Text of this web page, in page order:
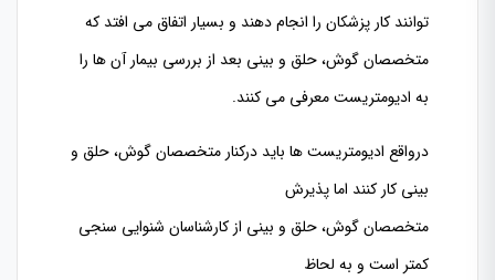
توانند کار پزشکان را انجام دهند و بسیار اتفاق می افتد که
متخصصان گوش، حلق و بینی بعد از بررسی بیمار آن ها را
به ادیومتریست معرفی می کنند.
درواقع ادیومتریست ها باید درکنار متخصصان گوش، حلق و
بینی کار کنند اما پذیرش
متخصصان گوش، حلق و بینی از کارشناسان شنوایی سنجی
کمتر است و به لحاظ